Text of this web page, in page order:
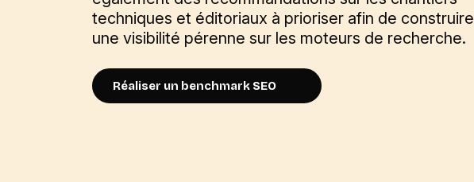
techniques et éditoriaux à prioriser afin de construire
une visibilité pérenne sur les moteurs de recherche.
Réaliser un benchmark SEO